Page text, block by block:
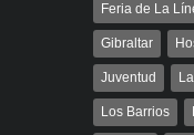
Feria de La
Gibraltar
Juventud
Los Barrios